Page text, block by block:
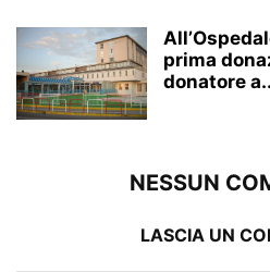
prima
donatore
NESSUN
LASCIA UN